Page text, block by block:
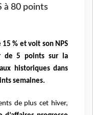
à 80 points
% et voit son NPS
de 5 points sur la
historiques dans
semaines.
de plus cet hiver,